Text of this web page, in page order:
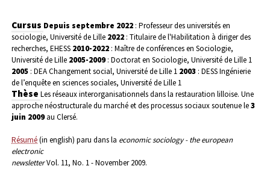
Cursus Depuis septembre 2022 : Professeur des universités en
sociologie, Université de Lille 2022 : Titulaire de l'Habilitation à diriger des
recherches, EHESS 2010-2022 : Maître de conférences en Sociologie,
Université de Lille 2005-2009: Doctorat en Sociologie, Université de Lille 1
2005 : DEA Changement social, Université de Lille 1 2003 : DESS Ingénierie
de l’enquête en sciences sociales, Université de Lille 1
Thèse Les réseaux interorganisationnels dans la restauration lilloise. Une
approche néostructurale du marché et des processus sociauxsoutenue le3
juin 2009au Clersé.
Résumé(in english) paru dans la economic sociology - the european
electronic
newsletterVol. 11, No. 1 - November 2009.